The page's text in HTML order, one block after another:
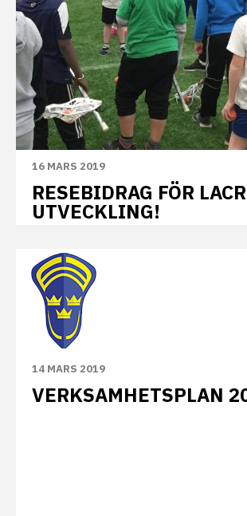
16 MARS 2019
RESEBIDRAG FÖR
UTVECKLING!
14 MARS 2019
VERKSAMHETSPLAN